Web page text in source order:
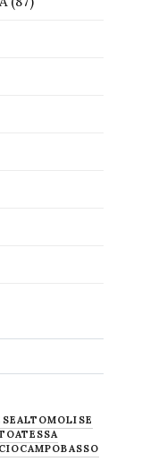
ALTOMOLISE
ATESSA
CAMPOBASSO